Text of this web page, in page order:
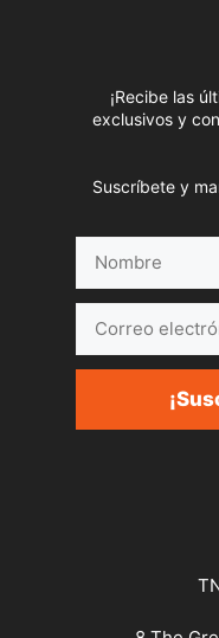
¡Recibe las
exclusivos y
Suscríbete y
electrónico